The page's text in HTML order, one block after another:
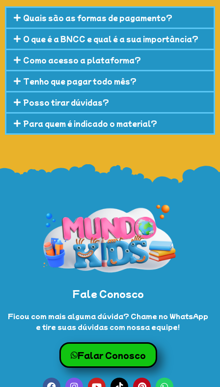
Quais são as formas de pagamento?
O que é a BNCC e qual é a sua importância?
Como acesso a plataforma?
Tenho que pagar todo mês?
Posso tirar dúvidas?
Para quem é indicado o material?
Fale Conosco
Ficou com mais alguma dúvida? Chame no WhatsApp
e tire suas dúvidas com nossa equipe!
Falar Conosco